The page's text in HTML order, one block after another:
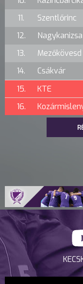
11.
Szentlőrinc
12.
Nagykanizsa
13.
Mezőkövesd
14.
Csákvár
15.
KTE
16.